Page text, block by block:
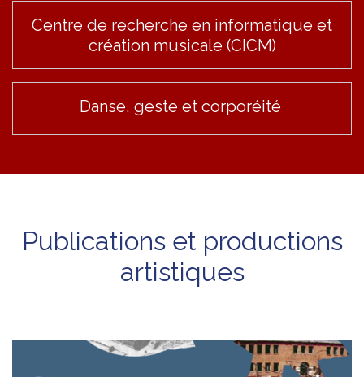
Centre de recherche en informatique et
création musicale (CICM)
Danse, geste et corporéité
Publications et productions
artistiques